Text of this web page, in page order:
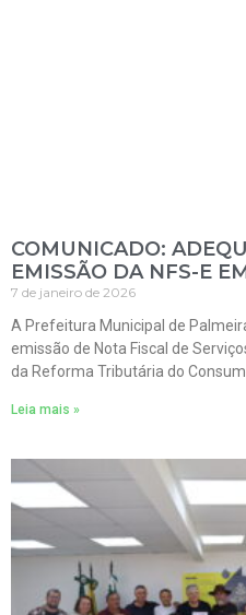
COMUNICADO:
EMISSÃO DA NFS-E
7 de janeiro de 2026
A Prefeitura Municipal de
emissão de Nota Fiscal de
da Reforma Tributária do
Leia mais »